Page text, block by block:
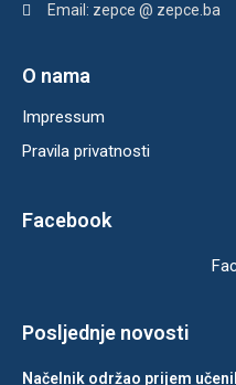
Email: zepce @ zepce.ba
O nama
Impressum
Pravila privatnosti
Facebook
Posljednje novosti
Načelnik održao prijem